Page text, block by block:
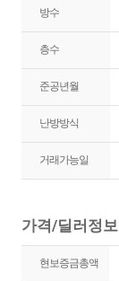
방수
층수
준공년월
난방방식
거래가능일
가격/딜러정보
현보증금총액